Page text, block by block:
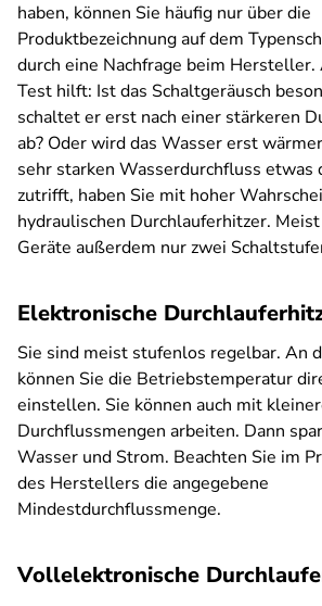
haben, können Sie häufig nur über die
Produktbezeichnung auf dem
durch eine Nachfrage beim
Test hilft: Ist das Schaltgeräusch
schaltet er erst nach einer stärkeren
ab? Oder wird das Wasser erst
sehr starken Wasserdurchfluss etwas
zutrifft, haben Sie mit hoher
hydraulischen Durchlauferhitzer.
Geräte außerdem nur zwei
Elektronische
Sie sind meist stufenlos regelbar. An
können Sie die Betriebstemperatur
einstellen. Sie können auch mit
Durchflussmengen arbeiten. Dann
Wasser und Strom. Beachten Sie im
des Herstellers die angegebene
Mindestdurchflussmenge.
Vollelektronische